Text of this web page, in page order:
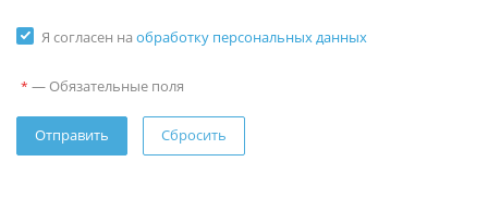
Я согласен на обработку персональных данных
* — Обязательные поля
Сбросить